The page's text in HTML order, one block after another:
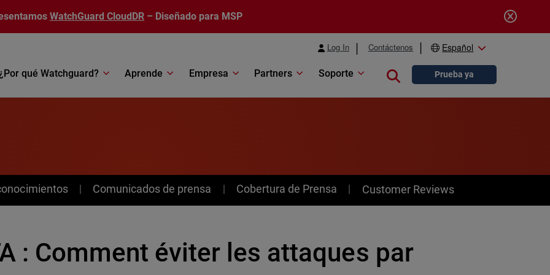
WatchGuard CloudDR – Diseñado para MSP
Log In Contáctenos Español
qué Watchguard? Aprende Empresa Partners Soporte Close searchPrueba ya
Comunicados de prensa Cobertura de Prensa Customer Reviews
: Comment éviter les attaques par